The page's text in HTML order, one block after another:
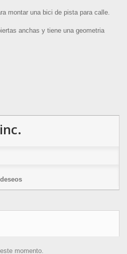
montar una bici de pista para calle.
anchas y tiene una geometria
momento.